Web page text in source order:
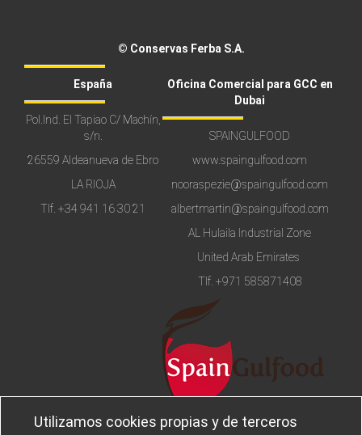
© Conservas Ferba S.A.
España
Pol.Ind. El Tapiao C/ Machín,
s/n.
26559 Aldeanueva de Ebro
LA RIOJA
Tlf.+34 941 16 30 21
Oficina Comercial para GCC en
Dubai
SPAINGULFOOD
www.spaingulfood.com
nooraspezie@spaingulfood.com
albertmartin@spaingulfood.com
AL Hulaila Industrial Zone
United Arab Emirates
Tlf. +971 585871408
Utilizamos cookies propias y de terceros
Sobre
Aviso legal